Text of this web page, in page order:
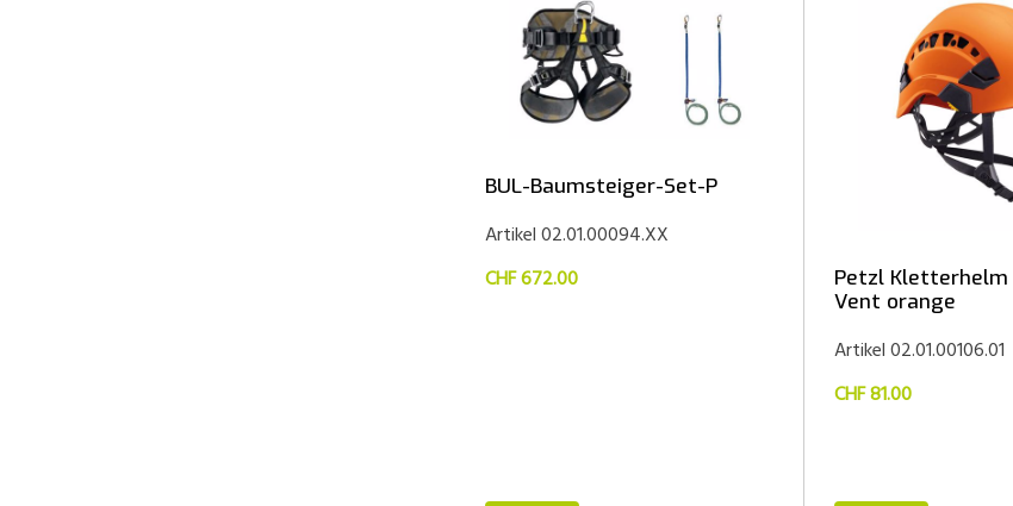
BUL-Baumsteiger-Set-P
Artikel 02.01.00094.XX
CHF 672.00
Petzl
Vent orange
Artikel 02.01.00106.01
CHF 81.00